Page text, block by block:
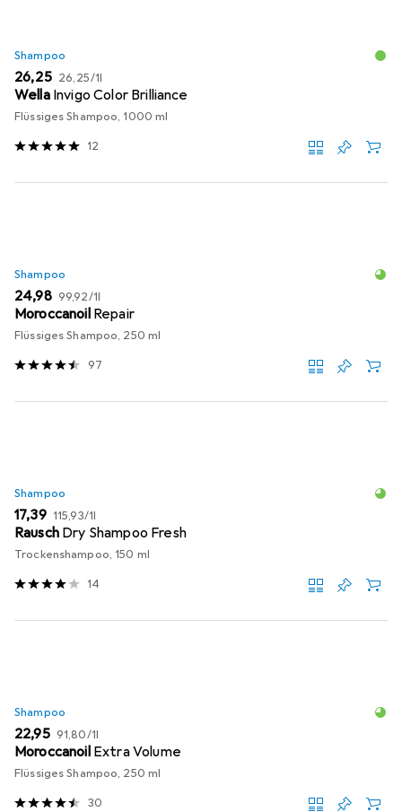
Shampoo
EUR
26,25 EUR
26,25/1l
Wella Invigo Color Brilliance
Flüssiges Shampoo, 1000 ml
12
Shampoo
EUR
24,98 EUR
99,92/1l
Moroccanoil Repair
Flüssiges Shampoo, 250 ml
97
Shampoo
EUR
17,39 EUR
115,93/1l
Rausch Dry Shampoo Fresh
Trockenshampoo, 150 ml
14
Shampoo
EUR
22,95 EUR
91,80/1l
Moroccanoil Extra Volume
Flüssiges Shampoo, 250 ml
30